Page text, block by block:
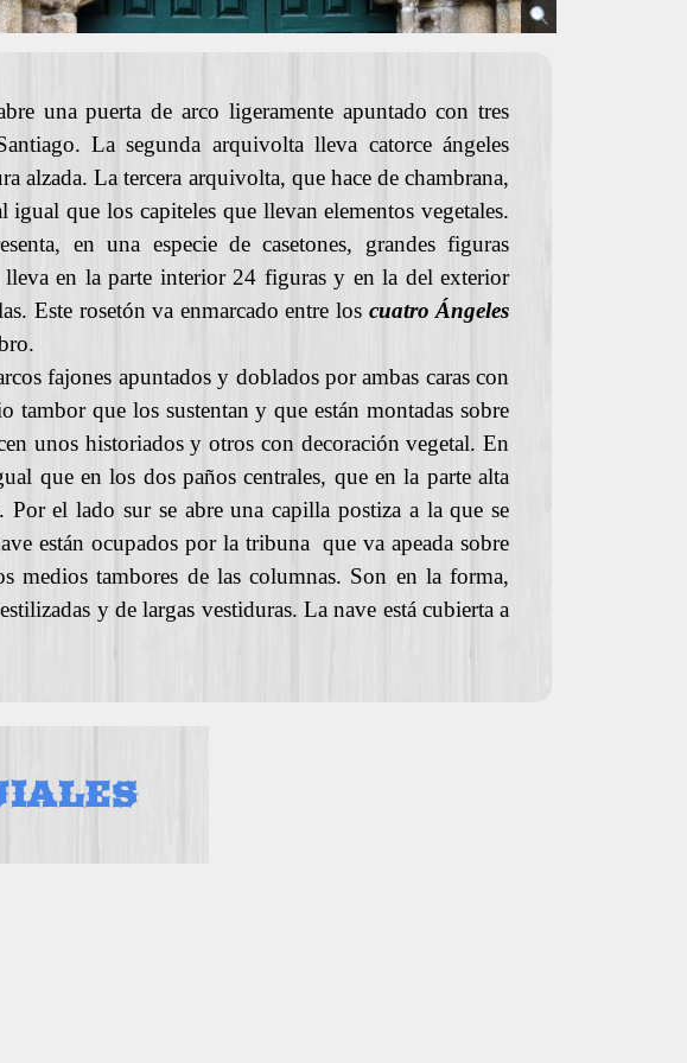
una puerta de arco ligeramente apuntado con tres
La segunda arquivolta lleva catorce ángeles
alzada. La tercera arquivolta, que hace de chambrana,
igual que los capiteles que llevan elementos vegetales.
en una especie de casetones, grandes figuras
en la parte interior 24 figuras y en la del exterior
Este rosetón va enmarcado entre los cuatro Ángeles
fajones apuntados y doblados por ambas caras con
tambor que los sustentan y que están montadas sobre
unos historiados y otros con decoración vegetal. En
que en los dos paños centrales, que en la parte alta
el lado sur se abre una capilla postiza a la que se
están ocupados por la tribuna que va apeada sobre
medios tambores de las columnas. Son en la forma,
y de largas vestiduras. La nave está cubierta a